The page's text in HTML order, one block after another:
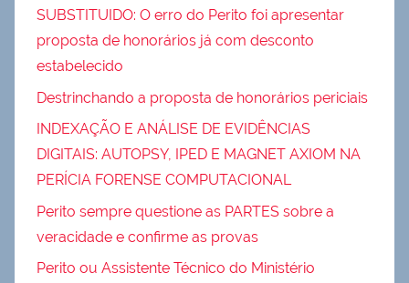
SUBSTITUIDO: O erro do Perito foi apresentar
proposta de honorários já com desconto
estabelecido
Destrinchando a proposta de honorários periciais
INDEXAÇÃO E ANÁLISE DE EVIDÊNCIAS
DIGITAIS: AUTOPSY, IPED E MAGNET AXIOM NA
PERÍCIA FORENSE COMPUTACIONAL
Perito sempre questione as PARTES sobre a
veracidade e confirme as provas
Perito ou Assistente Técnico do Ministério